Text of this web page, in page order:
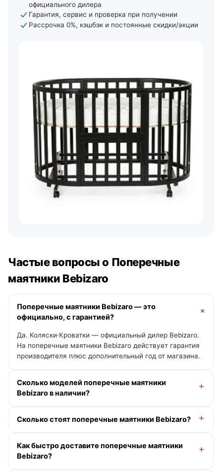
официального дилера
Гарантия, сервис и проверка при получении
Рассрочка 0%, кэшбэк и постоянные скидки/акции
Частые вопросы о Поперечные
маятники Bebizaro
Поперечные маятники Bebizaro — это
официально, с гарантией?
Да. Коляски·Кроватки — официальный дилер Bebizaro.
На поперечные маятники Bebizaro действует гарантия
производителя плюс дополнительный год от магазина.
Сколько моделей поперечные маятники
Bebizaro в наличии?
модель. Актуальные цены и помощь с выбором — у
Сколько стоят поперечные маятники Bebizaro?
деньгами. Точную цену под вашу комплектацию
подскажет менеджер.
Как быстро доставите поперечные маятники
Bebizaro?